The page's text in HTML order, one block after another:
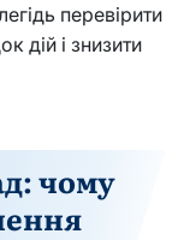
перевірити
дій і знизити
чому